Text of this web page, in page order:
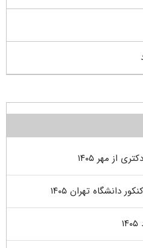
از مهر ۱۴۰۵
دانشگاه تهران ۱۴۰۵